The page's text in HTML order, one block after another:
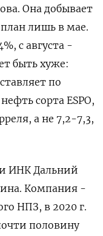
Она добывает
лишь в мае.
с августа -
быть хуже:
по
сорта ESPO,
а не 7,2-7,3,
ИНК Дальний
Компания -
НПЗ, в 2020 г.
половину